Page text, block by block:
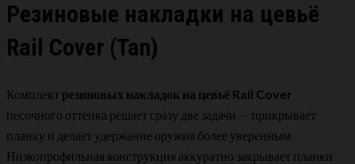
Резиновые накладки на цевьё
Rail Cover (Tan)
Комплект резиновых накладок на цевьё Rail Cover
песочного оттенка решает сразу две задачи — прикрывает
планку и делает удержание оружия более уверенным.
Низкопрофильная конструкция аккуратно закрывает планки